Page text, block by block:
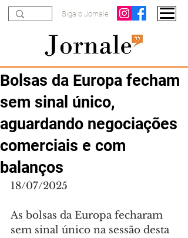
Siga o Jornale
Bolsas da Europa fecham
sem sinal único,
aguardando negociações
comerciais e com
balanços
18/07/2025
As bolsas da Europa fecharam
sem sinal único na sessão desta